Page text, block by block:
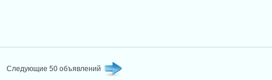
Следующие 50 объявлений